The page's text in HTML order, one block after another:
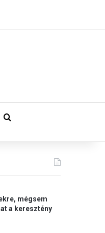
Keresés:
mégsem
a keresztény